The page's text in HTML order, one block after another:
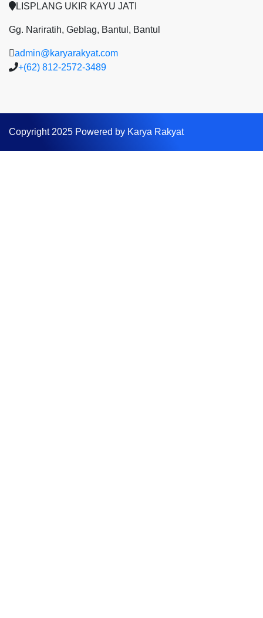
LISPLANG UKIR KAYU JATI
Gg. Nariratih, Geblag, Bantul, Bantul
admin@karyarakyat.com
+(62) 812-2572-3489
Copyright 2025 Powered by Karya Rakyat